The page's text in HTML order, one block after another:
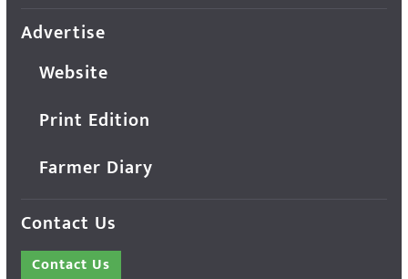
Advertise
Website
Print Edition
Farmer Diary
Contact Us
Contact Us